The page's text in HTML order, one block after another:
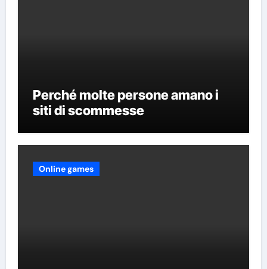
Perché molte persone amano i
siti di scommesse
Online games